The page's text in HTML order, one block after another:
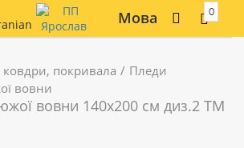
Мова 0
покривала
Пледи
вовни
вовни 140х200 см диз.2 ТМ